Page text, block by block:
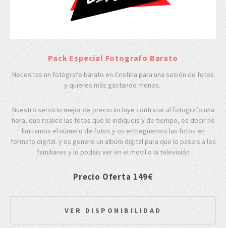
Pack Especial Fotografo Barato
Necesitas un fotógrafo barato en Cristina para una sesión de fotos
y quieres más gastando menos.
Nuestro servicio mejor de precio incluye contratar al fotografo una
hora, que realice las fotos que le indiqueis y de tiempo, es decir no
limitamos el número de fotos y os entreguemos las fotos en
formato digital. y os genere un albúm digital para que lo paseis a los
familiares y lo podais ver en el movil o la televisión
Precio Oferta 149€
VER DISPONIBILIDAD